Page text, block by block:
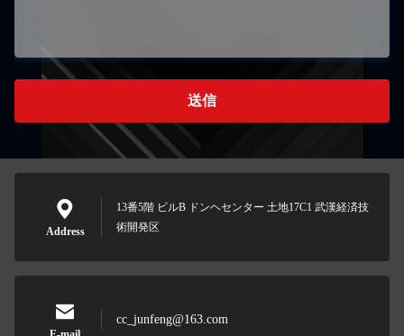
送信
Address
13番5階 ビルB ドンヘセンター 土地17C1 武漢経済技
術開発区
cc_junfeng@163.com